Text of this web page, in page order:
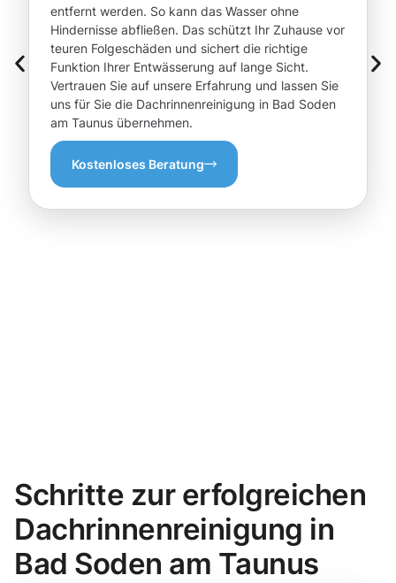
entfernt werden. So kann das Wasser ohne
Hindernisse abfließen. Das schützt Ihr Zuhause vor
teuren Folgeschäden und sichert die richtige
Funktion Ihrer Entwässerung auf lange Sicht.
Vertrauen Sie auf unsere Erfahrung und lassen Sie
uns für Sie die Dachrinnenreinigung in Bad Soden
am Taunus übernehmen.
Kostenloses Beratung
Schritte zur erfolgreichen
Dachrinnenreinigung in
Bad Soden am Taunus